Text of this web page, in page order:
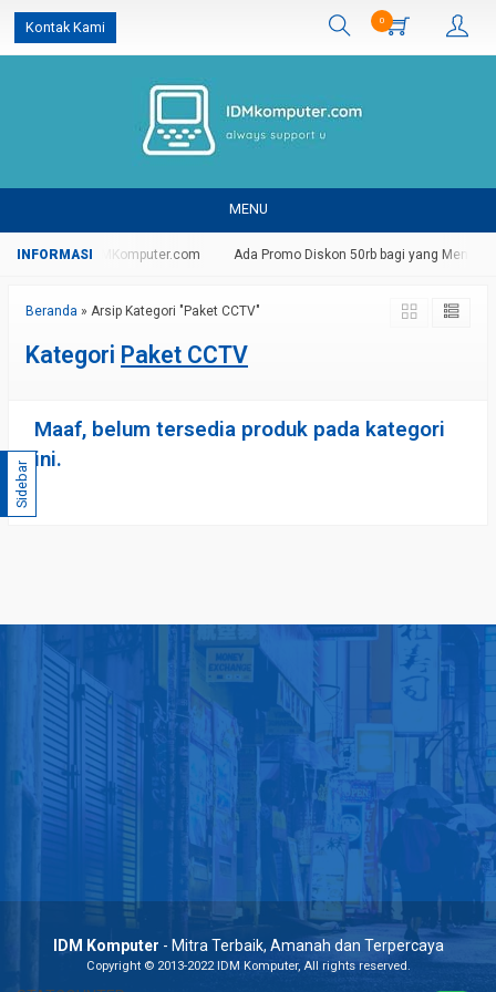
Kontak Kami 0
MENU
Di Website IDMKomputer.com Ada Promo Diskon 50rb bagi yang
Beranda » Arsip Kategori "Paket CCTV"
Kategori Paket CCTV
Maaf, belum tersedia produk pada kategori
ini.
Sidebar
IDM Komputer - Mitra Terbaik, Amanah dan Terpercaya
Copyright © 2013-2022 IDM Komputer, All rights reserved.